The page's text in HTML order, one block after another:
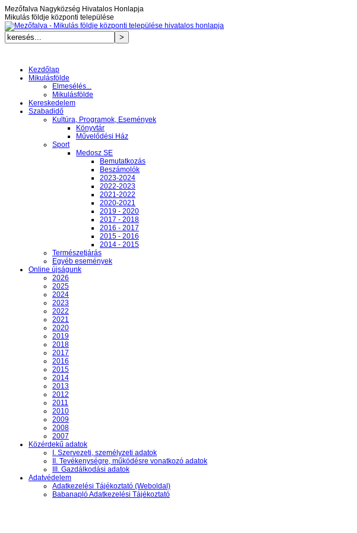
Mezőfalva Nagyközség Hivatalos Honlapja
Mikulás földje központi települése
Kezdőlap
Mikulásfölde
Elmesélés...
Mikulásfölde
Kereskedelem
Szabadidő
Kultúra, Programok, Események
Könyvtár
Művelődési Ház
Sport
Medosz SE
Bemutatkozás
Beszámolók
2023-2024
2022-2023
2021-2022
2020-2021
2019 - 2020
2017 - 2018
2016 - 2017
2015 - 2016
2014 - 2015
Természetjárás
Egyéb események
Online újságunk
2026
2025
2024
2023
2022
2021
2020
2019
2018
2017
2016
2015
2014
2013
2012
2011
2010
2009
2008
2007
Közérdekű adatok
I. Szervezeti, személyzeti adatok
II. Tevékenységre, működésre vonatkozó adatok
III. Gazdálkodási adatok
Adatvédelem
Adatkezelési Tájékoztató (Weboldal)
Babanapló Adatkezelési Tájékoztató